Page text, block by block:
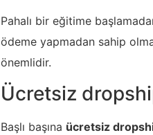
Pahalı bir eğitime
ödeme yapmadan sahip
önemlidir.
Ücretsiz
Başlı başına ücretsiz